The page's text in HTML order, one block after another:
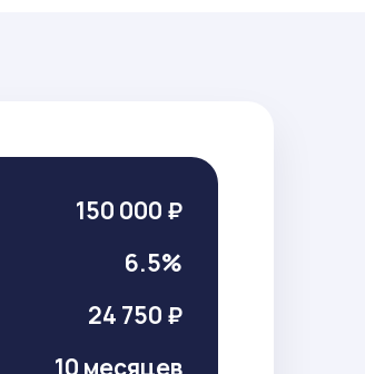
150 000 ₽
6.5%
24 750 ₽
10 месяцев